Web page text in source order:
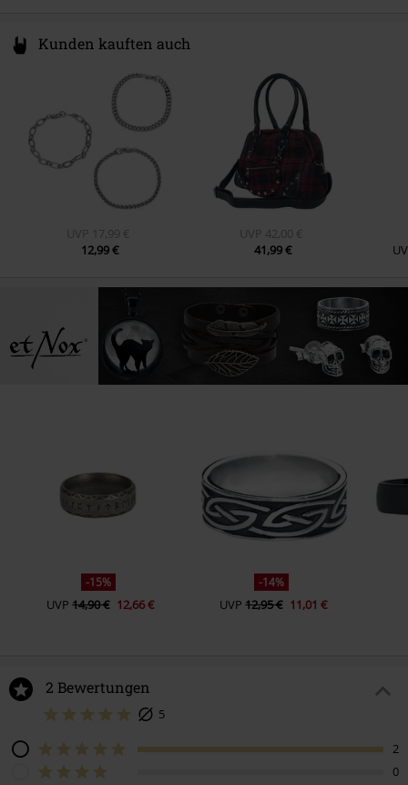
Kunden kauften auch
UVP
17,99 €
12,99 €
UVP 42,00 €
41,99 €
-15%
UVP 14,90 € 12,66 €
-14%
UVP 12,95 € 11,01 €
2 Bewertungen
5
2
0